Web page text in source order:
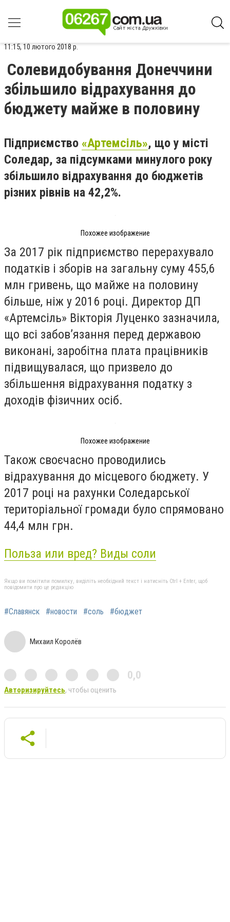
11:15, 10 лютого 2018 р.
Солевидобування Донеччини
збільшило відрахування до
бюджету майже в половину
Підприємство «Артемсіль», що у місті
Соледар, за підсумками минулого року
збільшило відрахування до бюджетів
різних рівнів на 42,2%.
Похожее изображение
За 2017 рік підприємство перерахувало
податків і зборів на загальну суму 455,6
млн гривень, що майже на половину
більше, ніж у 2016 році. Директор ДП
«Артемсіль» Вікторія Луценко зазначила,
що всі забовʼязання перед державою
виконані, заробітна плата працівників
підвищувалася, що призвело до
збільшення відрахування податку з
доходів фізичних осіб.
Похожее изображение
Також своєчасно проводились
відрахування до місцевого бюджету. У
2017 році на рахунки Соледарської
територіальної громади було спрямовано
44,4 млн грн.
Польза или вред? Виды соли
Якщо ви помітили помилку, виділіть необхідний текст і натисніть Ctrl + Enter, щоб
повідомити про це редакцію
#Славянск #новости #соль #бюджет
Михаил Королёв
0,0
Авторизируйтесь, чтобы оценить